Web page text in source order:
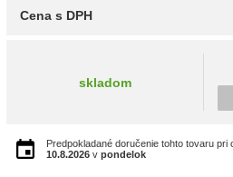
Cena s DPH
skladom
Predpokladané doručenie tohto tovaru pri
10.8.2026 v pondelok